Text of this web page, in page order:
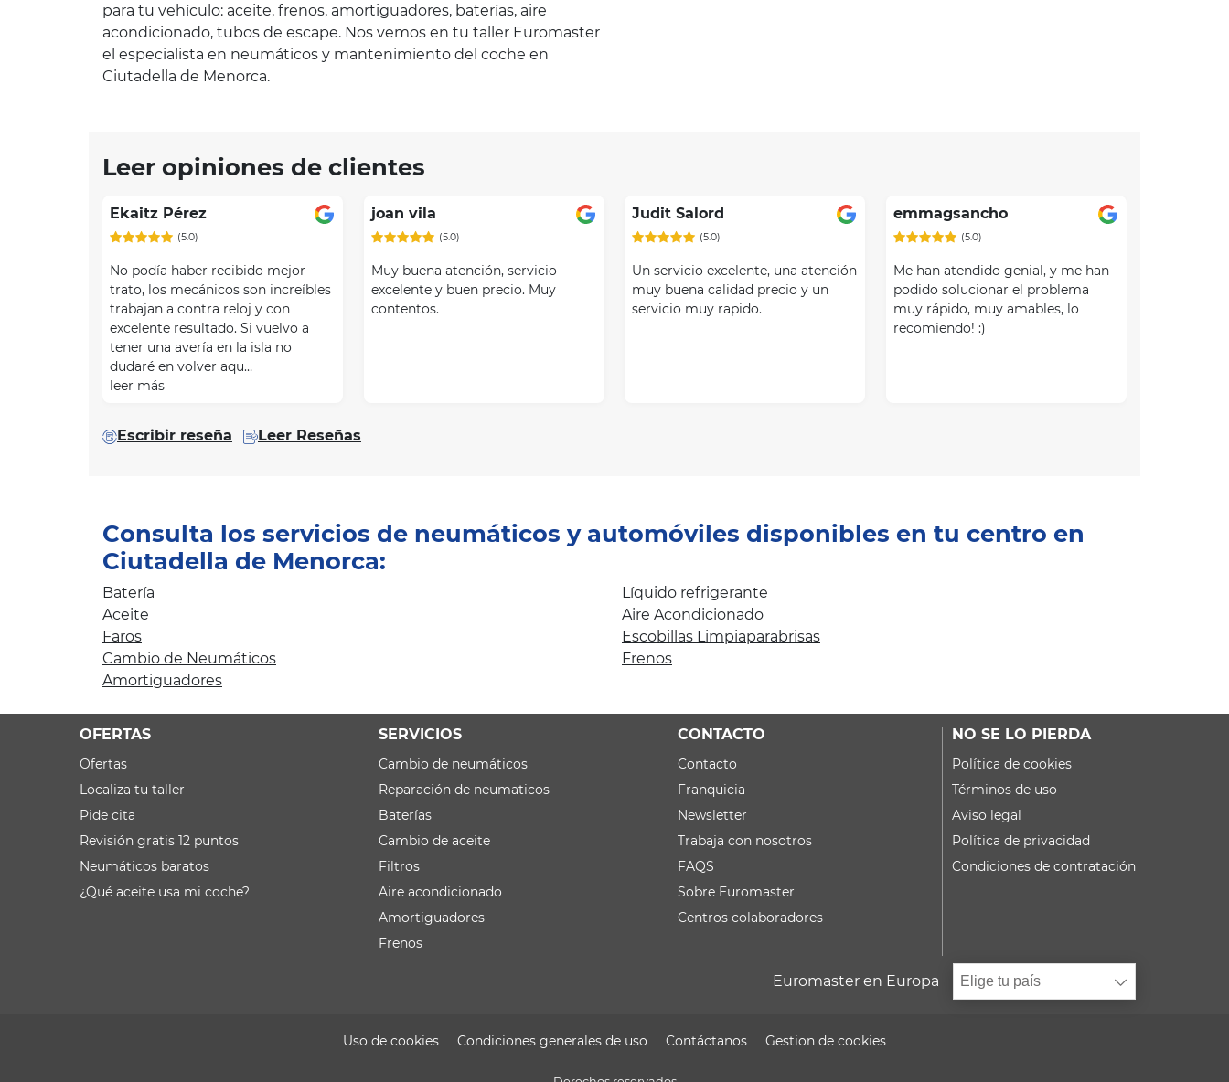
para tu vehículo: aceite, frenos, amortiguadores, baterías, aire
acondicionado, tubos de escape. Nos vemos en tu taller Euromaster
el especialista en neumáticos y mantenimiento del coche en
Ciutadella de Menorca.
Leer opiniones de clientes
Ekaitz Pérez
(5.0)
No podía haber recibido mejor
trato, los mecánicos son increíbles
trabajan a contra reloj y con
excelente resultado. Si vuelvo a
tener una avería en la isla no
dudaré en volver aqu…
leer más
joan vila
(5.0)
Muy buena atención, servicio
excelente y buen precio. Muy
contentos.
Judit Salord
(5.0)
Un servicio excelente, una atención
muy buena calidad precio y un
servicio muy rapido.
emmagsancho
(5.0)
Me han atendido genial, y me han
podido solucionar el problema
muy rápido, muy amables, lo
recomiendo! :)
Escribir reseña Leer Reseñas
Consulta los servicios de neumáticos y automóviles disponibles en tu centro en
Ciutadella de Menorca:
Batería
Aceite
Faros
Cambio de Neumáticos
Amortiguadores
Líquido refrigerante
Aire Acondicionado
Escobillas Limpiaparabrisas
Frenos
OFERTAS
Ofertas
Localiza tu taller
Pide cita
Revisión gratis 12 puntos
Neumáticos baratos
¿Qué aceite usa mi coche?
SERVICIOS
Cambio de neumáticos
Reparación de neumaticos
Baterías
Cambio de aceite
Filtros
Aire acondicionado
Amortiguadores
Frenos
CONTACTO
Contacto
Franquicia
Newsletter
Trabaja con nosotros
FAQS
Sobre Euromaster
Centros colaboradores
NO SE LO PIERDA
Política de cookies
Términos de uso
Aviso legal
Política de privacidad
Condiciones de contratación
Euromaster en Europa Elige tu país
Uso de cookies Condiciones generales de uso Contáctanos Gestion de cookies